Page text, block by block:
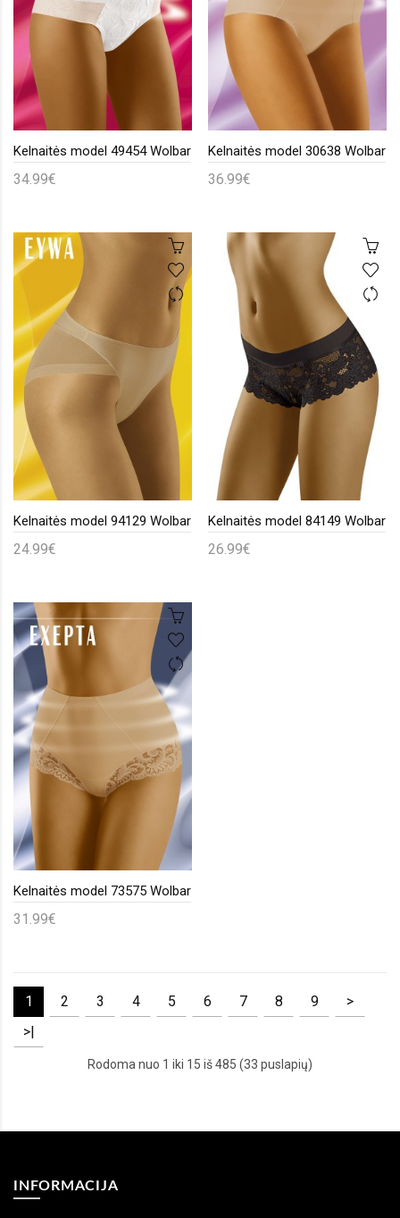
Kelnaitės model 49454 Wolbar
34.99€
Kelnaitės model 30638 Wolbar
36.99€
Kelnaitės model 94129 Wolbar
24.99€
Kelnaitės model 84149 Wolbar
26.99€
Kelnaitės model 73575 Wolbar
31.99€
1 2 3 4 5 6 7 8 9
>
>|
Rodoma nuo 1 iki 15 iš 485 (33 puslapių)
INFORMACIJA